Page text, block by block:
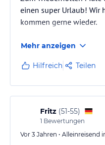
einen super Urlaub! Wir
kommen gerne wieder.
Mehr anzeigen
Hilfreich Teilen
Fritz (51-55)
1 Bewertungen
Vor 3 Jahren • Alleinreisend